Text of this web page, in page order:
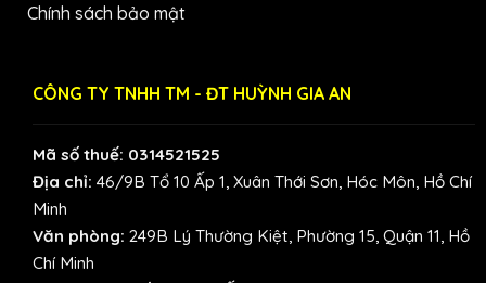
Chính sách bảo mật
CÔNG TY TNHH TM - ĐT HUỲNH GIA AN
Mã số thuế: 0314521525
Địa chỉ: 46/9B Tổ 10 Ấp 1, Xuân Thới Sơn, Hóc Môn, Hồ Chí
Minh
Văn phòng: 249B Lý Thường Kiệt, Phường 15, Quận 11, Hồ
Chí Minh